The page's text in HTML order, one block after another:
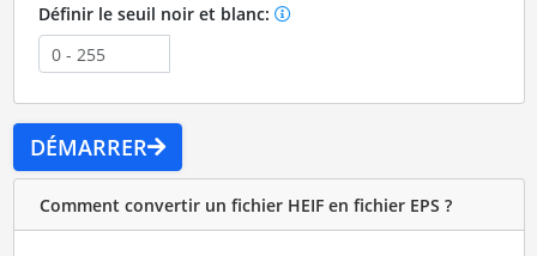
Définir le seuil noir et blanc:
DÉMARRER
Comment convertir un fichier HEIF en fichier EPS ?